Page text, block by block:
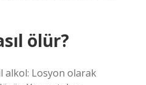
ölür?
alkol: Losyon olarak